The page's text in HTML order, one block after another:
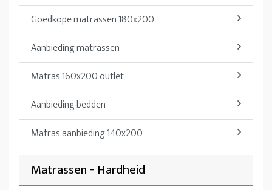
Goedkope matrassen 180x200
Aanbieding matrassen
Matras 160x200 outlet
Aanbieding bedden
Matras aanbieding 140x200
Matrassen - Hardheid